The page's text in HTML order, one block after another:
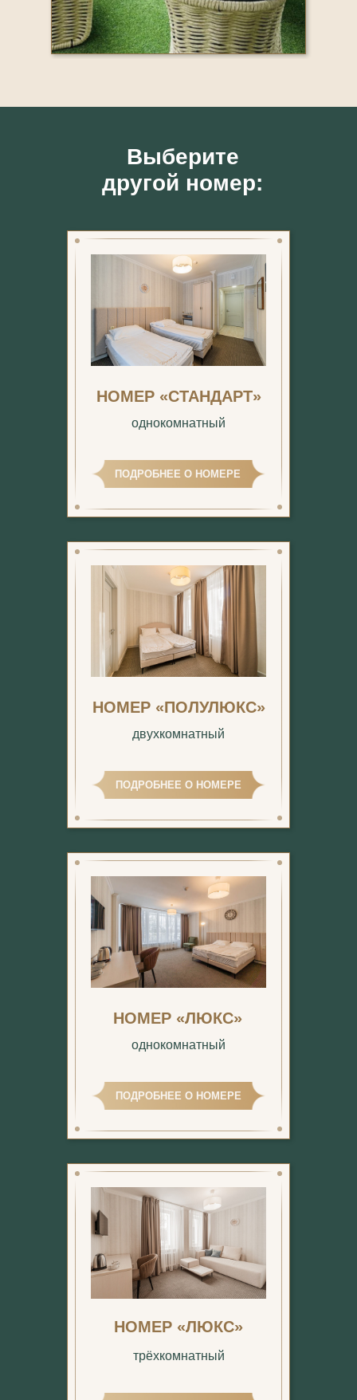
Выберите
другой номер:
ПОДРОБНЕЕ О НОМЕРЕ
НОМЕР «СТАНДАРТ»
однокомнатный
ПОДРОБНЕЕ О НОМЕРЕ
НОМЕР «ПОЛУЛЮКС»
двухкомнатный
ПОДРОБНЕЕ О НОМЕРЕ
НОМЕР «ЛЮКС»
однокомнатный
НОМЕР «ЛЮКС»
трёхкомнатный